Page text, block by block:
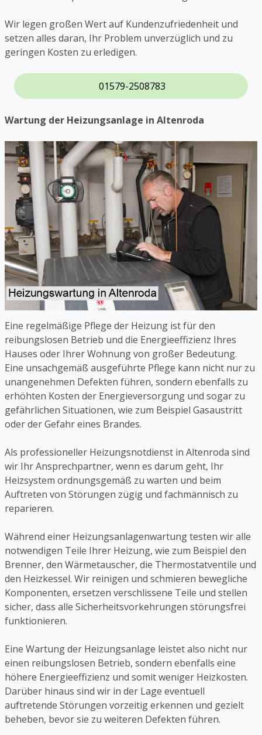
Wir legen großen Wert auf Kundenzufriedenheit und
setzen alles daran, Ihr Problem unverzüglich und zu
geringen Kosten zu erledigen.
01579-2508783
Wartung der Heizungsanlage in Altenroda
Eine regelmäßige Pflege der Heizung ist für den
reibungslosen Betrieb und die Energieeffizienz Ihres
Hauses oder Ihrer Wohnung von großer Bedeutung.
Eine unsachgemäß ausgeführte Pflege kann nicht nur zu
unangenehmen Defekten führen, sondern ebenfalls zu
erhöhten Kosten der Energieversorgung und sogar zu
gefährlichen Situationen, wie zum Beispiel Gasaustritt
oder der Gefahr eines Brandes.
Als professioneller Heizungsnotdienst in Altenroda sind
wir Ihr Ansprechpartner, wenn es darum geht, Ihr
Heizsystem ordnungsgemäß zu warten und beim
Auftreten von Störungen zügig und fachmännisch zu
reparieren.
Während einer Heizungsanlagenwartung testen wir alle
notwendigen Teile Ihrer Heizung, wie zum Beispiel den
Brenner, den Wärmetauscher, die Thermostatventile und
den Heizkessel. Wir reinigen und schmieren bewegliche
Komponenten, ersetzen verschlissene Teile und stellen
sicher, dass alle Sicherheitsvorkehrungen störungsfrei
funktionieren.
Eine Wartung der Heizungsanlage leistet also nicht nur
einen reibungslosen Betrieb, sondern ebenfalls eine
höhere Energieeffizienz und somit weniger Heizkosten.
Darüber hinaus sind wir in der Lage eventuell
auftretende Störungen vorzeitig erkennen und gezielt
beheben, bevor sie zu weiteren Defekten führen.